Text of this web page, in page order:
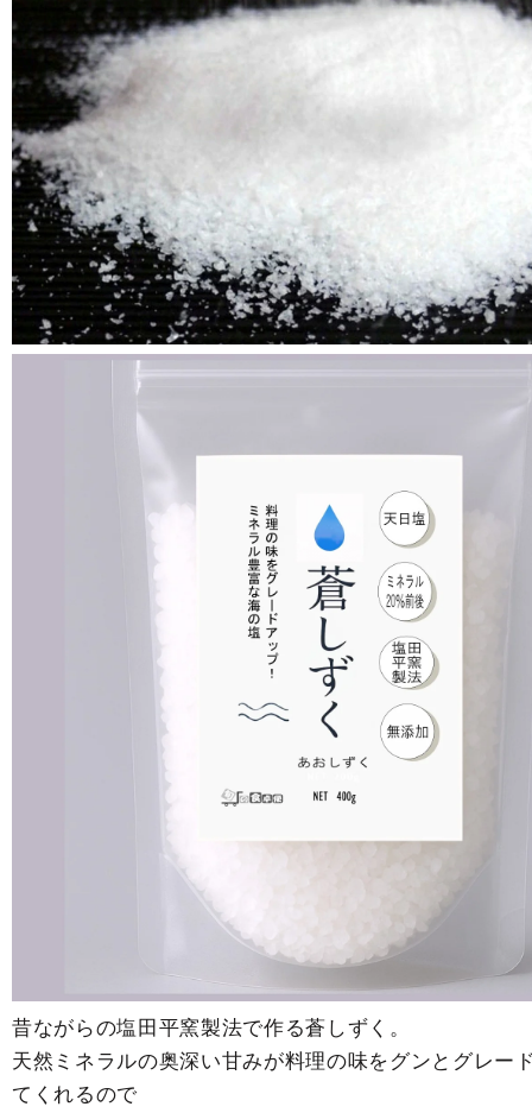
昔ながらの塩田平窯製法で作る蒼しずく。
天然ミネラルの奥深い甘みが料理の味をグンとグレー
てくれるので